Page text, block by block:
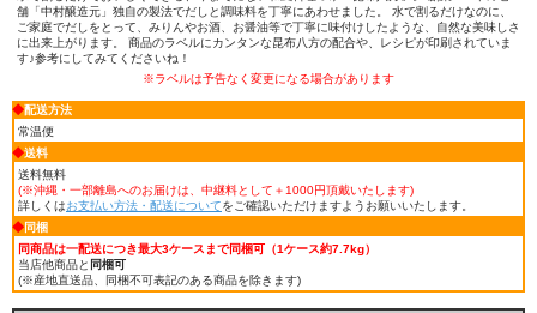
舗「中村醸造元」独自の製法でだしと調味料を丁寧にあわせました。 水で割るだけなのに、
ご家庭でだしをとって、みりんやお酒、お醤油等で丁寧に味付けしたような、自然な美味しさ
に出来上がります。 商品のラベルにカンタンな昆布八方の配合や、レシピが印刷されていま
す♪参考にしてみてくださいね！
※ラベルは予告なく変更になる場合があります
◆配送方法
常温便
◆送料
送料無料
(※沖縄・一部離島へのお届けは、中継料として＋1000円頂戴いたします)
詳しくはお支払い方法・配送についてをご確認いただけますようお願いいたします。
◆同梱
同商品は一配送につき最大3ケースまで同梱可（1ケース約7.7kg）
当店他商品と 同梱可
(※産地直送品、同梱不可表記のある商品を除きます)